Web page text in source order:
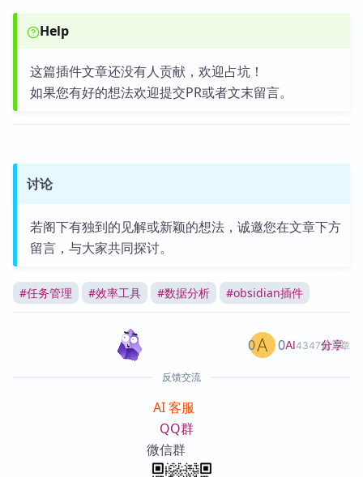
Help
这篇插件文章还没有人贡献，欢迎占坑！
如果您有好的想法欢迎提交PR或者文末留言。
讨论
若阁下有独到的见解或新颖的想法，诚邀您在文章下方
留言，与大家共同探讨。
#任务管理 #效率工具 #数据分析 #obsidian插件
AI4347篇文章
0 0 分享
反馈交流
AI 客服
QQ群
微信群